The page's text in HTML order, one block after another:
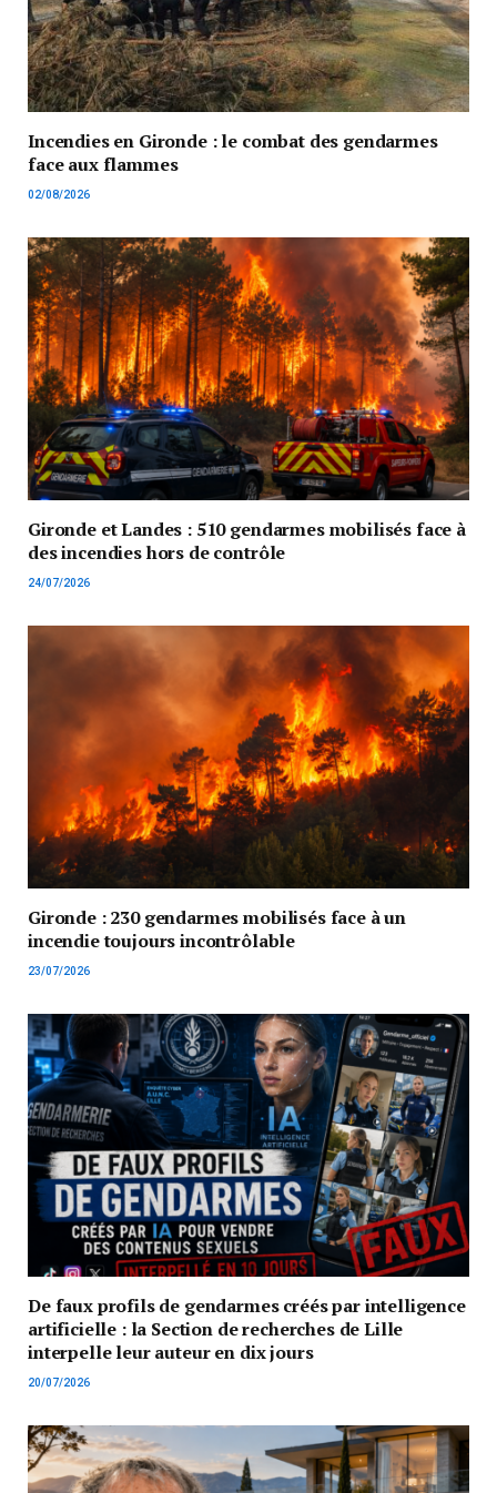
Incendies en Gironde : le combat des gendarmes
face aux flammes
02/08/2026
Gironde et Landes : 510 gendarmes mobilisés face à
des incendies hors de contrôle
24/07/2026
Gironde : 230 gendarmes mobilisés face à un
incendie toujours incontrôlable
23/07/2026
De faux profils de gendarmes créés par intelligence
artificielle : la Section de recherches de Lille
interpelle leur auteur en dix jours
20/07/2026